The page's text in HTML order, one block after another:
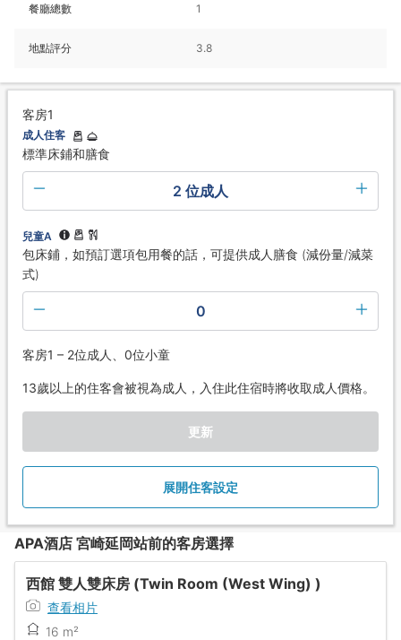
餐廳總數 1
地點評分 3.8
客房1
成人住客
標準床鋪和膳食
2 位成人
兒童A
包床鋪，如預訂選項包用餐的話，可提供成人膳食 (減份量/減菜
式)
0
客房1 – 2位成人、0位小童
13歲以上的住客會被視為成人，入住此住宿時將收取成人價格。
更新
展開住客設定
APA酒店 宮崎延岡站前的客房選擇
西館 雙人雙床房 (Twin Room (West Wing) )
查看相片
16 m²